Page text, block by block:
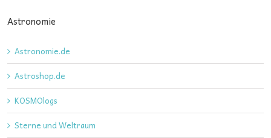
Astronomie
Astronomie.de
Astroshop.de
KOSMOlogs
Sterne und Weltraum